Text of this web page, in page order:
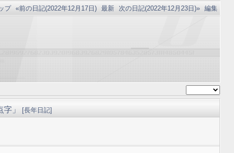
プ «前の日記(2022年12月17日) 最新 次の日記(2022年12月23日)» 編集
」 [長年日記]